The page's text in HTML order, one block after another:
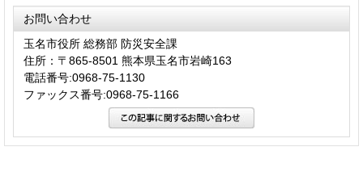
お問い合わせ
玉名市役所 総務部 防災安全課
住所：〒865-8501 熊本県玉名市岩崎163
電話番号:0968-75-1130
ファックス番号:0968-75-1166